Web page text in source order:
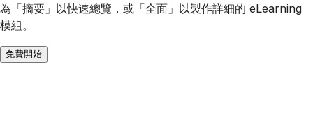
為「摘要」以快速總覽，或「全面」以製作詳細的 eLearning
模組。
免費開始